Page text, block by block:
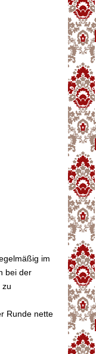
im
bei der
zu
Runde nette